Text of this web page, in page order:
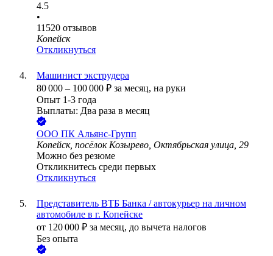
4.5
•
11520 отзывов
Копейск
Откликнуться
Машинист экструдера
80 000 – 100 000 ₽ за месяц, на руки
Опыт 1-3 года
Выплаты: Два раза в месяц
ООО ПК Альянс-Групп
Копейск, посёлок Козырево, Октябрьская улица, 29
Можно без резюме
Откликнитесь среди первых
Откликнуться
Представитель ВТБ Банка / автокурьер на личном
автомобиле в г. Копейске
от 120 000 ₽ за месяц, до вычета налогов
Без опыта